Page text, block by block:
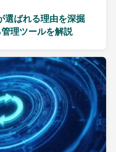
選ばれる理由を深掘
理ツールを解説